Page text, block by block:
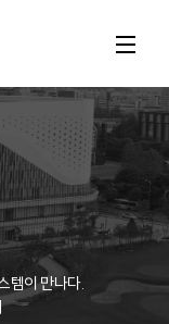
템이 만나다.